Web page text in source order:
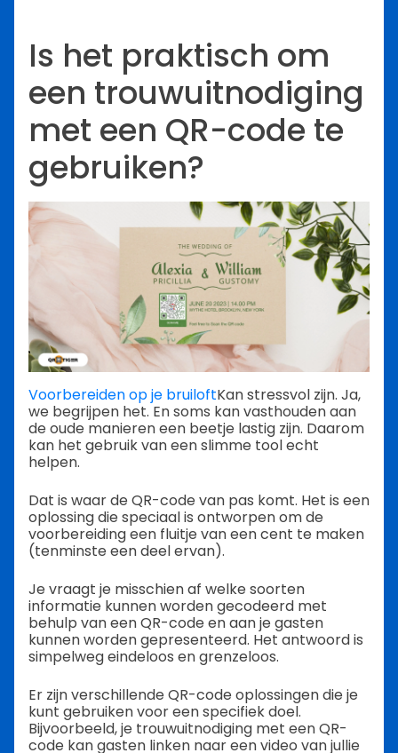
Is het praktisch om
een trouwuitnodiging
met een QR-code te
gebruiken?
Voorbereiden op je bruiloftKan stressvol zijn. Ja,
we begrijpen het. En soms kan vasthouden aan
de oude manieren een beetje lastig zijn. Daarom
kan het gebruik van een slimme tool echt
helpen.
Dat is waar de QR-code van pas komt. Het is een
oplossing die speciaal is ontworpen om de
voorbereiding een fluitje van een cent te maken
(tenminste een deel ervan).
Je vraagt je misschien af welke soorten
informatie kunnen worden gecodeerd met
behulp van een QR-code en aan je gasten
kunnen worden gepresenteerd. Het antwoord is
simpelweg eindeloos en grenzeloos.
Er zijn verschillende QR-code oplossingen die je
kunt gebruiken voor een specifiek doel.
Bijvoorbeeld, je trouwuitnodiging met een QR-
code kan gasten linken naar een video van jullie